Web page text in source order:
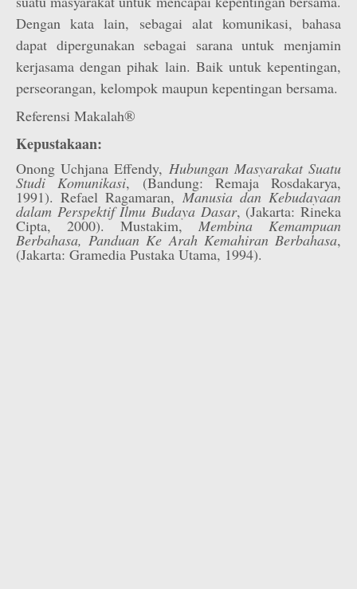
Dengan kata lain, sebagai alat komunikasi, bahasa
dapat dipergunakan sebagai sarana untuk menjamin
kerjasama dengan pihak lain. Baik untuk kepentingan,
perseorangan, kelompok maupun kepentingan bersama.
Referensi Makalah®
Kepustakaan:
Onong Uchjana Effendy, Hubungan Masyarakat Suatu
Studi Komunikasi, (Bandung: Remaja Rosdakarya,
1991). Refael Ragamaran, Manusia dan Kebudayaan
dalam Perspektif Ilmu Budaya Dasar, (Jakarta: Rineka
Cipta, 2000). Mustakim, Membina Kemampuan
Berbahasa, Panduan Ke Arah Kemahiran Berbahasa,
(Jakarta: Gramedia Pustaka Utama, 1994).